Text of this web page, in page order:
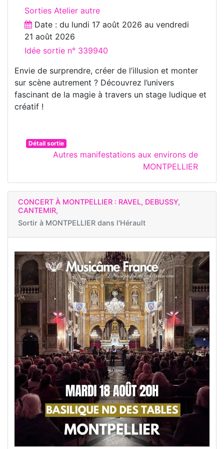
Sorties Atelier autre
Date : du lundi 17 août 2026 au vendredi
21 août 2026
Idée sortie n° 339940
Envie de surprendre, créer de l’illusion et monter
sur scène autrement ? Découvrez l’univers
fascinant de la magie à travers un stage ludique et
créatif !
Détail sortie
Autres manifestations aux environs de
MONTPELLIER
CONCERT À MONTPELLIER : RAVEL, DEBUSSY,
CANTEMIR,
Sortir à MONTPELLIER dans l'Hérault